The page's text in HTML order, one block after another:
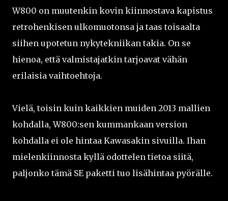
W800 on muutenkin kovin kiinnostava kapistus
retrohenkisen ulkomuotonsa ja taas toisaalta
siihen upotetun nykytekniikan takia. On se
hienoa, että valmistajatkin tarjoavat vähän
erilaisia vaihtoehtoja.
Vielä, toisin kuin kaikkien muiden 2013 mallien
kohdalla, W800:sen kummankaan version
kohdalla ei ole hintaa Kawasakin sivuilla. Ihan
mielenkiinnosta kyllä odottelen tietoa siitä,
paljonko tämä SE paketti tuo lisähintaa pyörälle.